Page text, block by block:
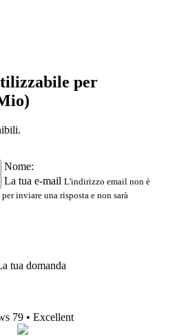
per
Nome:
La tua e-mail L'indirizzo email non è
inviare una risposta e non sarà
tua domanda
79 • Excellent